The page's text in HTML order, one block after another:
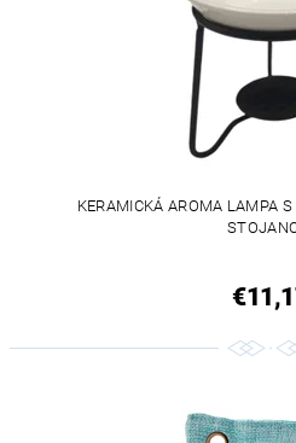
KERAMICKÁ AROMA LAMPA